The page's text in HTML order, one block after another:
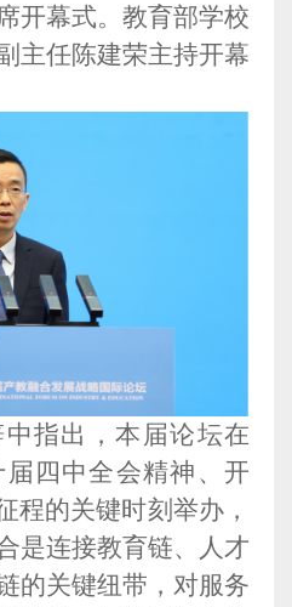
开幕式。教育部学校
主任陈建荣主持开幕
指出，本届论坛在
四中全会精神、开
程的关键时刻举办，
是连接教育链、人才
的关键纽带，对服务